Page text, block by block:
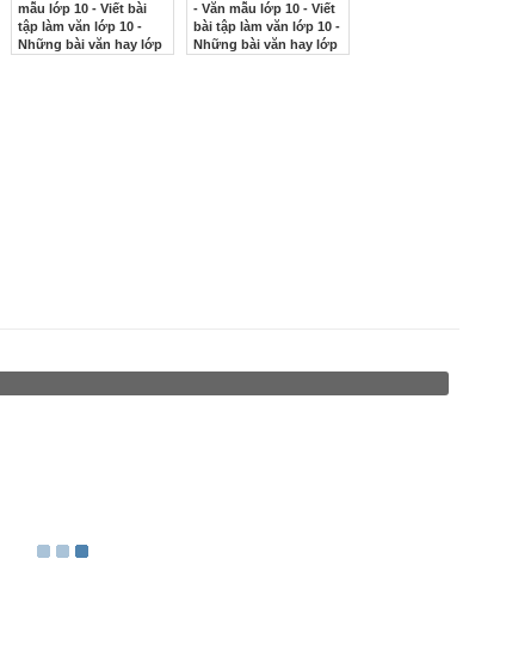
mẫu lớp 10 - Viết bài
tập làm văn lớp 10 -
Những bài văn hay lớp
- Văn mẫu lớp 10 - Viết
bài tập làm văn lớp 10 -
Những bài văn hay lớp